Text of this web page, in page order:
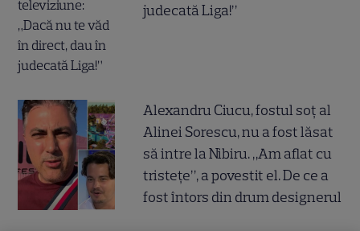
judecată Liga!”
Alexandru Ciucu, fostul soț al
Alinei Sorescu, nu a fost lăsat
să intre la Nibiru. „Am aflat cu
tristețe”, a povestit el. De ce a
fost întors din drum designerul